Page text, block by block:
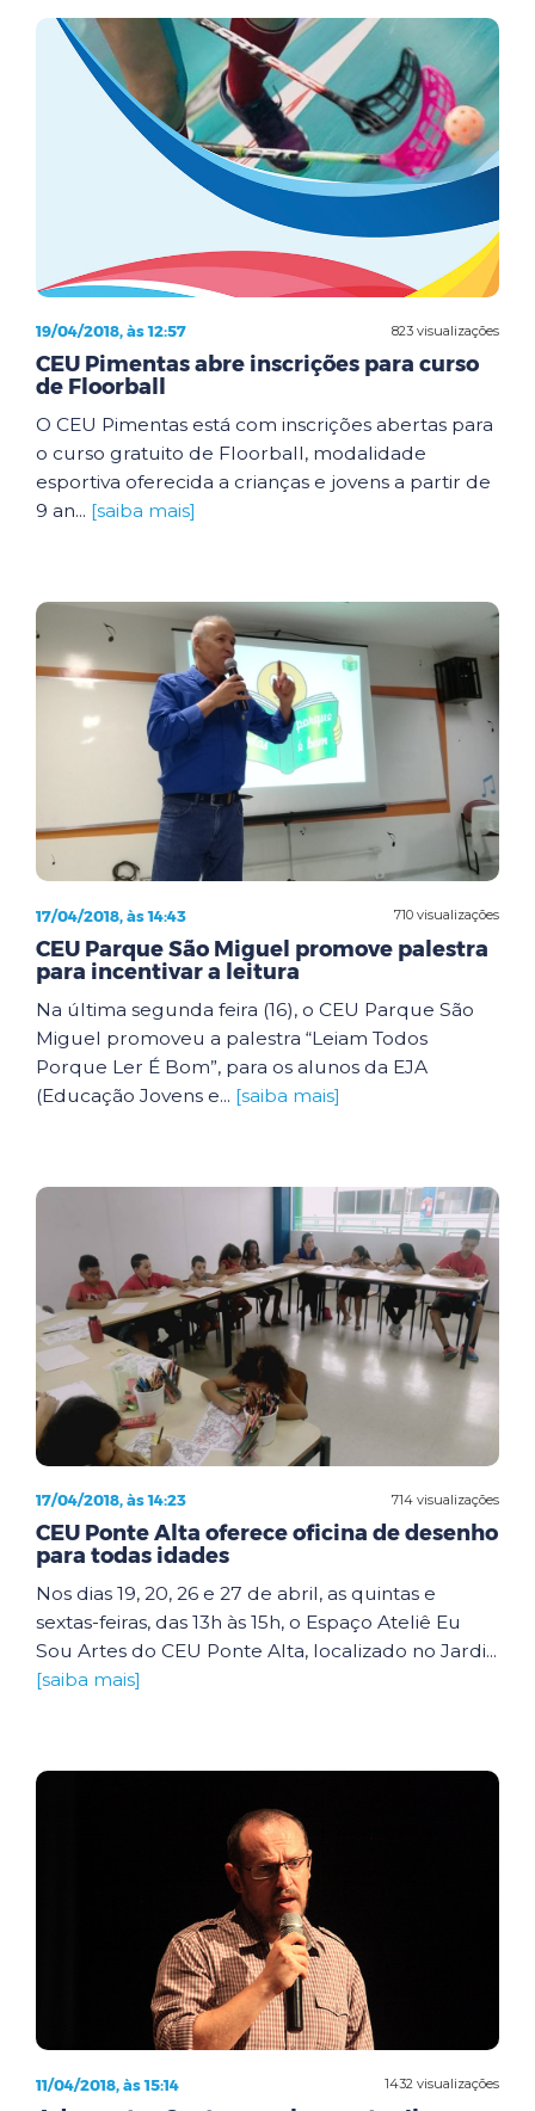
823 visualizações
19/04/2018, às 12:57
CEU Pimentas abre inscrições para curso
de Floorball
O CEU Pimentas está com inscrições abertas para
o curso gratuito de Floorball, modalidade
esportiva oferecida a crianças e jovens a partir de
9 an... [saiba mais]
710 visualizações
17/04/2018, às 14:43
CEU Parque São Miguel promove palestra
para incentivar a leitura
Na última segunda feira (16), o CEU Parque São
Miguel promoveu a palestra “Leiam Todos
Porque Ler É Bom”, para os alunos da EJA
(Educação Jovens e... [saiba mais]
714 visualizações
17/04/2018, às 14:23
CEU Ponte Alta oferece oficina de desenho
para todas idades
Nos dias 19, 20, 26 e 27 de abril, as quintas e
sextas-feiras, das 13h às 15h, o Espaço Ateliê Eu
Sou Artes do CEU Ponte Alta, localizado no Jardi...
[saiba mais]
1432 visualizações
11/04/2018, às 15:14